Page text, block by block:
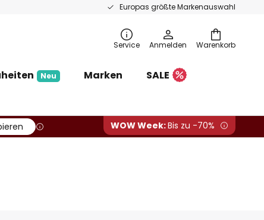
Europas größte Markenauswahl
Warenkorb
Service Anmelden
Neu Marken
SALE
WOW Week:Bis zu -70%